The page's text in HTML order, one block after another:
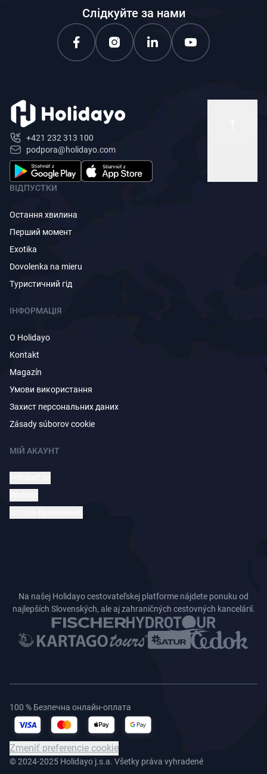
Слідкуйте за нами
+421 232 313 100
podpora@holidayo.com
ВІДПУСТКИ
Остання хвилина
Перший момент
Exotika
Dovolenka na mieru
Туристичний гід
ІНФОРМАЦІЯ
O Holidayo
Kontakt
Magazín
Умови використання
Захист персональних даних
Zásady súborov cookie
МІЙ АКАУНТ
Na našej Holidayo cestovateľskej platforme nájdete ponuku od
najlepších Slovenských, ale aj zahraničných cestovných kancelárií.
© 2024-2025 Holidayo j.s.a. Všetky práva vyhradené
100 % Безпечна онлайн-оплата
Zmeniť preferencie cookie